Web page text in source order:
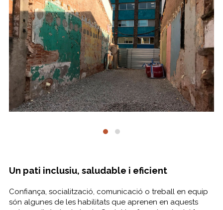
Un pati inclusiu, saludable i eficient
Confiança, socialització, comunicació o treball en equip
són algunes de les habilitats que aprenen en aquests